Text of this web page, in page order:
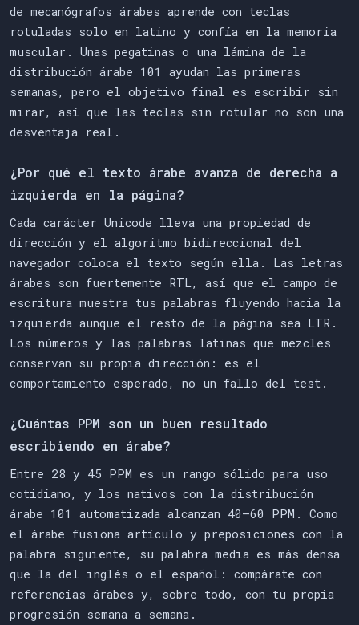
de mecanógrafos árabes aprende con teclas
rotuladas solo en latino y confía en la memoria
muscular. Unas pegatinas o una lámina de la
distribución árabe 101 ayudan las primeras
semanas, pero el objetivo final es escribir sin
mirar, así que las teclas sin rotular no son una
desventaja real.
¿Por qué el texto árabe avanza de derecha a
izquierda en la página?
Cada carácter Unicode lleva una propiedad de
dirección y el algoritmo bidireccional del
navegador coloca el texto según ella. Las letras
árabes son fuertemente RTL, así que el campo de
escritura muestra tus palabras fluyendo hacia la
izquierda aunque el resto de la página sea LTR.
Los números y las palabras latinas que mezcles
conservan su propia dirección: es el
comportamiento esperado, no un fallo del test.
¿Cuántas PPM son un buen resultado
escribiendo en árabe?
Entre 28 y 45 PPM es un rango sólido para uso
cotidiano, y los nativos con la distribución
árabe 101 automatizada alcanzan 40–60 PPM. Como
el árabe fusiona artículo y preposiciones con la
palabra siguiente, su palabra media es más densa
que la del inglés o el español: compárate con
referencias árabes y, sobre todo, con tu propia
progresión semana a semana.